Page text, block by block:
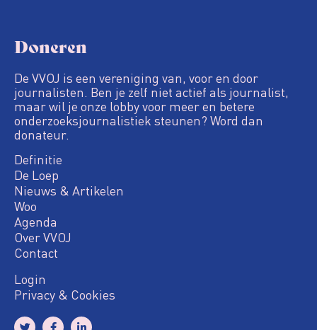
Doneren
De VVOJ is een vereniging van, voor en door
journalisten. Ben je zelf niet actief als journalist,
maar wil je onze lobby voor meer en betere
onderzoeksjournalistiek steunen? Word dan
donateur.
Definitie
De Loep
Nieuws & Artikelen
Woo
Agenda
Over VVOJ
Contact
Login
Privacy & Cookies